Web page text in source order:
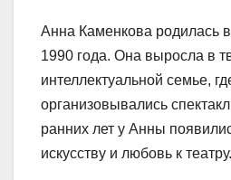
Анна Каменкова родилась
1990 года. Она выросла в
интеллектуальной семье,
организовывались
ранних лет у Анны
искусству и любовь к театру.